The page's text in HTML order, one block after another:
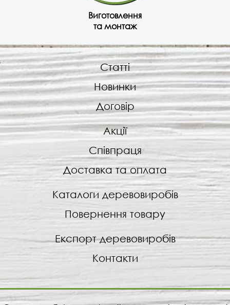
Виготовлення
та монтаж
Статті
Новинки
Договір
Акції
Співпраця
Доставка та оплата
Каталоги деревовиробів
Повернення товару
Експорт деревовиробів
Контакти